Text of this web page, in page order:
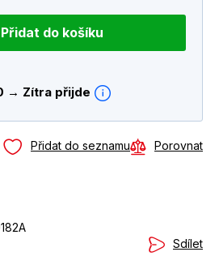
Přidat do košíku
→ Zítra přijde
Přidat do seznamu Porovnat
Sdílet